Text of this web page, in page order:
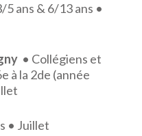
5 ans & 6/13 ans •
• Collégiens et
à la 2de (année
• Juillet